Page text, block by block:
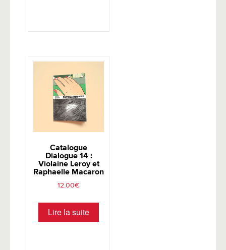
Catalogue
Dialogue 14 :
Violaine Leroy et
Raphaelle Macaron
12.00€
Lire la suite